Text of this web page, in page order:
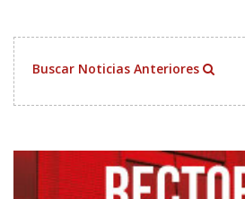
Buscar Noticias Anteriores